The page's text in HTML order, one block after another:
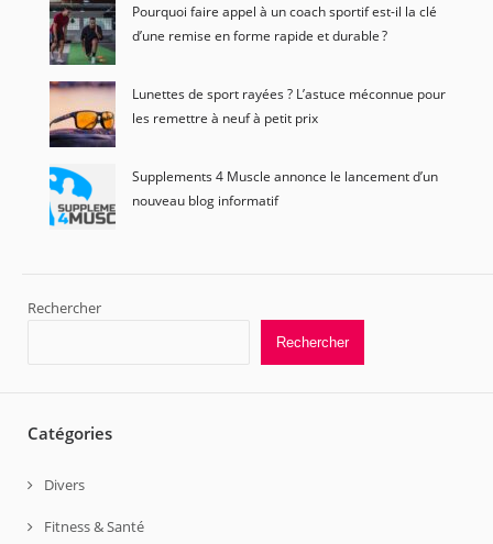
Pourquoi faire appel à un coach sportif est-il la clé
d’une remise en forme rapide et durable ?
Lunettes de sport rayées ? L’astuce méconnue pour
les remettre à neuf à petit prix
Supplements 4 Muscle annonce le lancement d’un
nouveau blog informatif
Rechercher
Rechercher
Catégories
Divers
Fitness & Santé